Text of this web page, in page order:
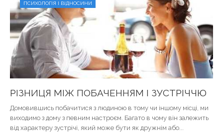
ПСИХОЛОГІЯ І ВІДНОСИНИ
РІЗНИЦЯ МІЖ ПОБАЧЕННЯМ І ЗУСТРІЧЧЮ
Домовившись побачитися з людиною в тому чи іншому місці, ми
виходимо з дому з певним настроєм. Багато в чому він залежить
від характеру зустрічі, який може бути як дружнім або...